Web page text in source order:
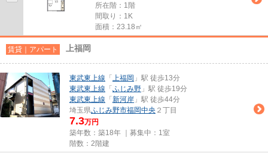
所在階：1階
間取り：1K
面積：23.18㎡
賃貸｜アパート 上福岡
東武東上線 「 上福岡 」駅 徒歩13分
東武東上線 「 ふじみ野 」駅 徒歩19分
東武東上線 「 新河岸 」駅 徒歩44分
埼玉県ふじみ野市福岡中央 ２丁目
7.3万円
築年数：築18年 ｜募集中： 1室
階数：2階建